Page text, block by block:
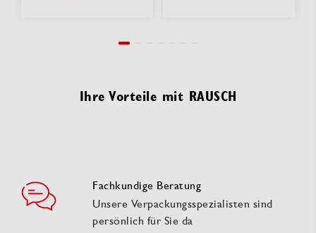
Ihre Vorteile mit RAUSCH
Fachkundige Beratung
Unsere Verpackungsspezialisten sind
persönlich für Sie da